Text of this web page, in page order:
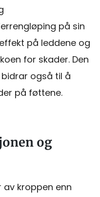
på sin
på leddene og
for skader. Den
også til å
på føttene.
og
av kroppen enn